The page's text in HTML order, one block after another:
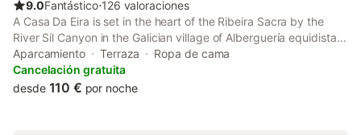
9.0Fantástico⋅126 valoraciones
A Casa Da Eira is set in the heart of the Ribeira Sacra by the
River Sil Canyon in the Galician village of Alberguería equidistant
from the natural viewpoint Pé de Home and Vilouxe.
Aparcamiento Terraza
Ropa de cama
Cancelación gratuita
desde 110 € por noche